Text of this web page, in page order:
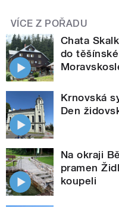
VÍCE Z POŘADU
Chata
do
Krnovská
Den
Na okraji
pramen
koupeli